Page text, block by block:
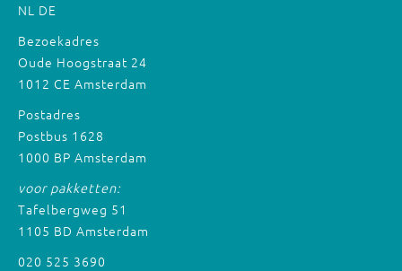
NL DE
Bezoekadres
Oude Hoogstraat 24
1012 CE Amsterdam
Postadres
Postbus 1628
1000 BP Amsterdam
voor pakketten:
Tafelbergweg 51
1105 BD Amsterdam
020 525 3690